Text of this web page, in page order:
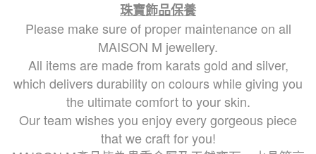
珠寶飾品保養
Please make sure of proper maintenance on all
MAISON M jewellery.
All items are made from karats gold and silver,
which delivers durability on colours while giving you
the ultimate comfort to your skin.
Our team wishes you enjoy every gorgeous piece
that we craft for you!